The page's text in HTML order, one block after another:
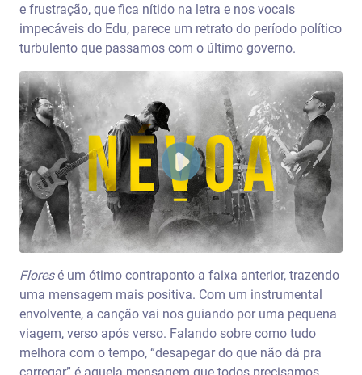
e frustração, que fica nítido na letra e nos vocais
impecáveis do Edu, parece um retrato do período político
turbulento que passamos com o último governo.
Floresé um ótimo contraponto a faixa anterior, trazendo
uma mensagem mais positiva. Com um instrumental
envolvente, a canção vai nos guiando por uma pequena
viagem, verso após verso. Falando sobre como tudo
melhora com o tempo, “desapegar do que não dá pra